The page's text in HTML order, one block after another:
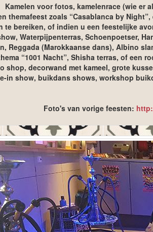
Kamelen voor fotos, kamelenrace (wie er
themafeest zoals “Casablanca by
te bereiken, of indien u een feestelijke
Waterpijpenterras, Schoenpoetser,
Reggada (Marokkaanse dans), Albino
“1001 Nacht”, Shisha terras, of
shop, decorwand met kameel, grote
in show, buikdans shows, workshop
Foto's van vorige feesten: